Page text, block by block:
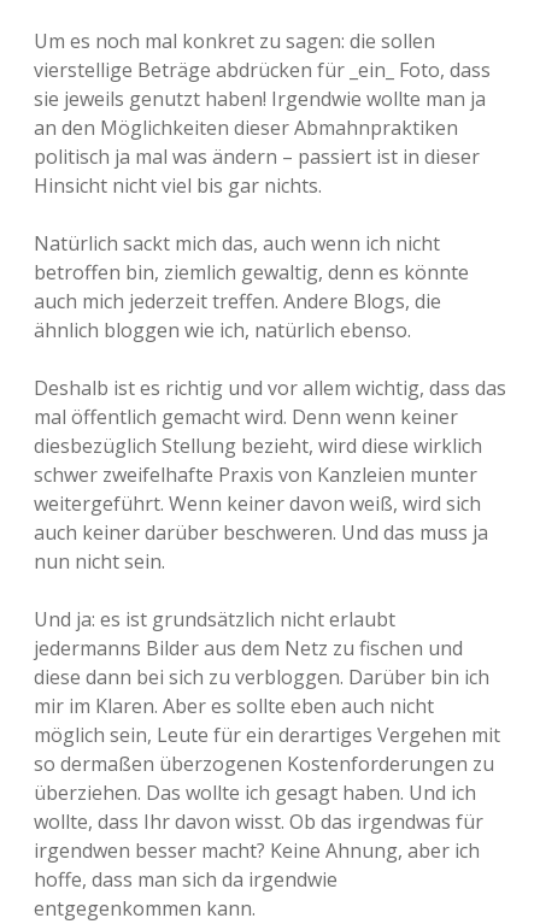
Adventskalender 2022
Adventskalender 2023
Adventskalender 2024
Um es noch mal konkret zu sagen: die sollen
vierstellige Beträge abdrücken für _ein_ Foto, dass
sie jeweils genutzt haben! Irgendwie wollte man ja
an den Möglichkeiten dieser Abmahnpraktiken
politisch ja mal was ändern – passiert ist in dieser
Hinsicht nicht viel bis gar nichts.
Natürlich sackt mich das, auch wenn ich nicht
betroffen bin, ziemlich gewaltig, denn es könnte
auch mich jederzeit treffen. Andere Blogs, die
ähnlich bloggen wie ich, natürlich ebenso.
Deshalb ist es richtig und vor allem wichtig, dass das
mal öffentlich gemacht wird. Denn wenn keiner
diesbezüglich Stellung bezieht, wird diese wirklich
schwer zweifelhafte Praxis von Kanzleien munter
weitergeführt. Wenn keiner davon weiß, wird sich
auch keiner darüber beschweren. Und das muss ja
nun nicht sein.
Und ja: es ist grundsätzlich nicht erlaubt
jedermanns Bilder aus dem Netz zu fischen und
diese dann bei sich zu verbloggen. Darüber bin ich
mir im Klaren. Aber es sollte eben auch nicht
möglich sein, Leute für ein derartiges Vergehen mit
so dermaßen überzogenen Kostenforderungen zu
überziehen. Das wollte ich gesagt haben. Und ich
wollte, dass Ihr davon wisst. Ob das irgendwas für
irgendwen besser macht? Keine Ahnung, aber ich
hoffe, dass man sich da irgendwie
entgegenkommen kann.